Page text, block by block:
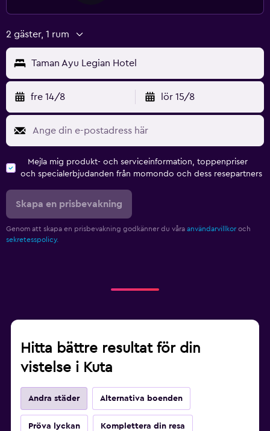
2 gäster, 1 rum
Taman Ayu Legian Hotel
fre 14/8 lör 15/8
Mejla mig produkt- och serviceinformation, toppenpriser
och specialerbjudanden från momondo och dess resepartners
Skapa en prisbevakning
Genom att skapa en prisbevakning godkänner du våra användarvillkor och
sekretesspolicy.
Hitta bättre resultat för din
vistelse i Kuta
Andra städer Alternativa boenden
Pröva lyckan Komplettera din resa